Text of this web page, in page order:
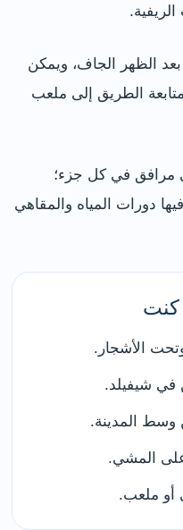
الظهر الجاف، ويمكن
الطريق إلى ملعب
مرافق في كل جزء؛
دورات المياه والمقاهي
كنت
الأشجار.
في شيفيلد.
وسط المدينة.
المشي.
أو ملعب.